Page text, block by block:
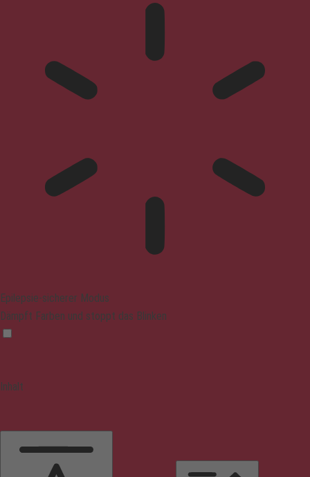
Epilepsie-sicherer Modus
Dämpft Farben und stoppt das Blinken
Inhalt